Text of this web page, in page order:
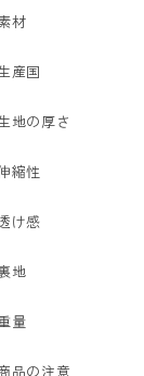
材
産国
地の厚さ
縮性
け感
地
量
品の注意